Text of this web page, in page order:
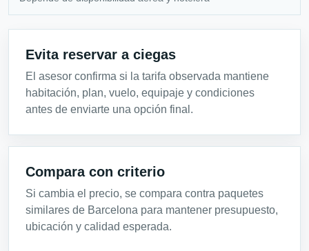
Evita reservar a ciegas
El asesor confirma si la tarifa observada mantiene
habitación, plan, vuelo, equipaje y condiciones
antes de enviarte una opción final.
Compara con criterio
Si cambia el precio, se compara contra paquetes
similares de Barcelona para mantener presupuesto,
ubicación y calidad esperada.